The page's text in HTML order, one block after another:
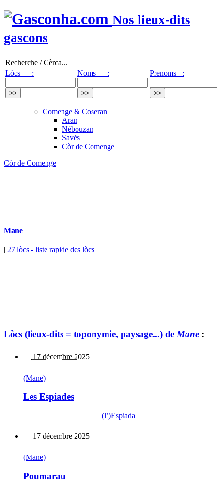
Nos lieux-dits
gascons
Recherche / Cèrca...
Lòcs :
Noms : Prenoms :
Comenge & Coseran
Aran
Nébouzan
Savés
Còr de Comenge
Còr de Comenge
Mane
| 27 lòcs - liste rapide des lòcs
Lòcs (lieux-dits = toponymie, paysage...) de Mane :
17 décembre 2025
(Mane)
Les Espiades
(l’)Espiada
17 décembre 2025
(Mane)
Poumarau